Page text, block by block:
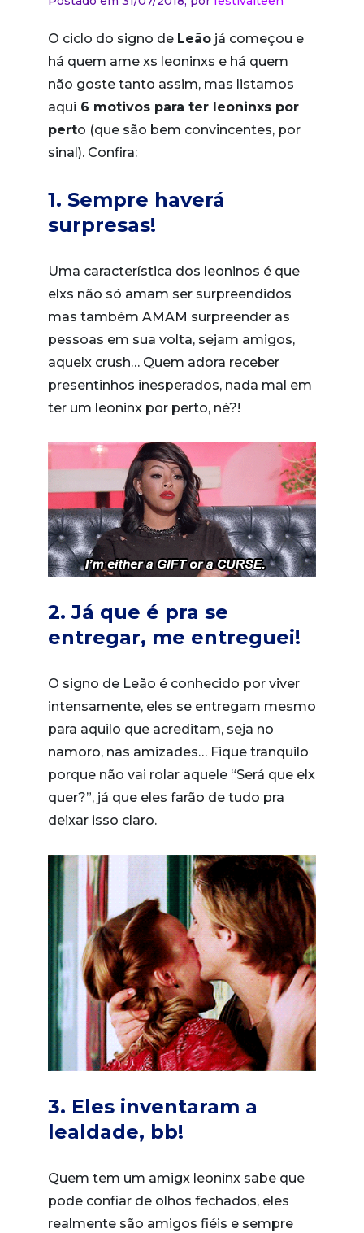
O ciclo do signo de Leão já começou e
há quem ame xs leoninxs e há quem
não goste tanto assim, mas listamos
aqui 6 motivos para ter leoninxs por
perto (que são bem convincentes, por
sinal). Confira:
1. Sempre haverá
surpresas!
Uma característica dos leoninos é que
elxs não só amam ser surpreendidos
mas também AMAM surpreender as
pessoas em sua volta, sejam amigos,
aquelx crush… Quem adora receber
presentinhos inesperados, nada mal em
ter um leoninx por perto, né?!
2. Já que é pra se
entregar, me entreguei!
O signo de Leão é conhecido por viver
intensamente, eles se entregam mesmo
para aquilo que acreditam, seja no
namoro, nas amizades… Fique tranquilo
porque não vai rolar aquele “Será que elx
quer?”, já que eles farão de tudo pra
deixar isso claro.
3. Eles inventaram a
lealdade, bb!
Quem tem um amigx leoninx sabe que
pode confiar de olhos fechados, eles
realmente são amigos fiéis e sempre